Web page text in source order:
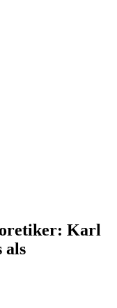
Karl
als